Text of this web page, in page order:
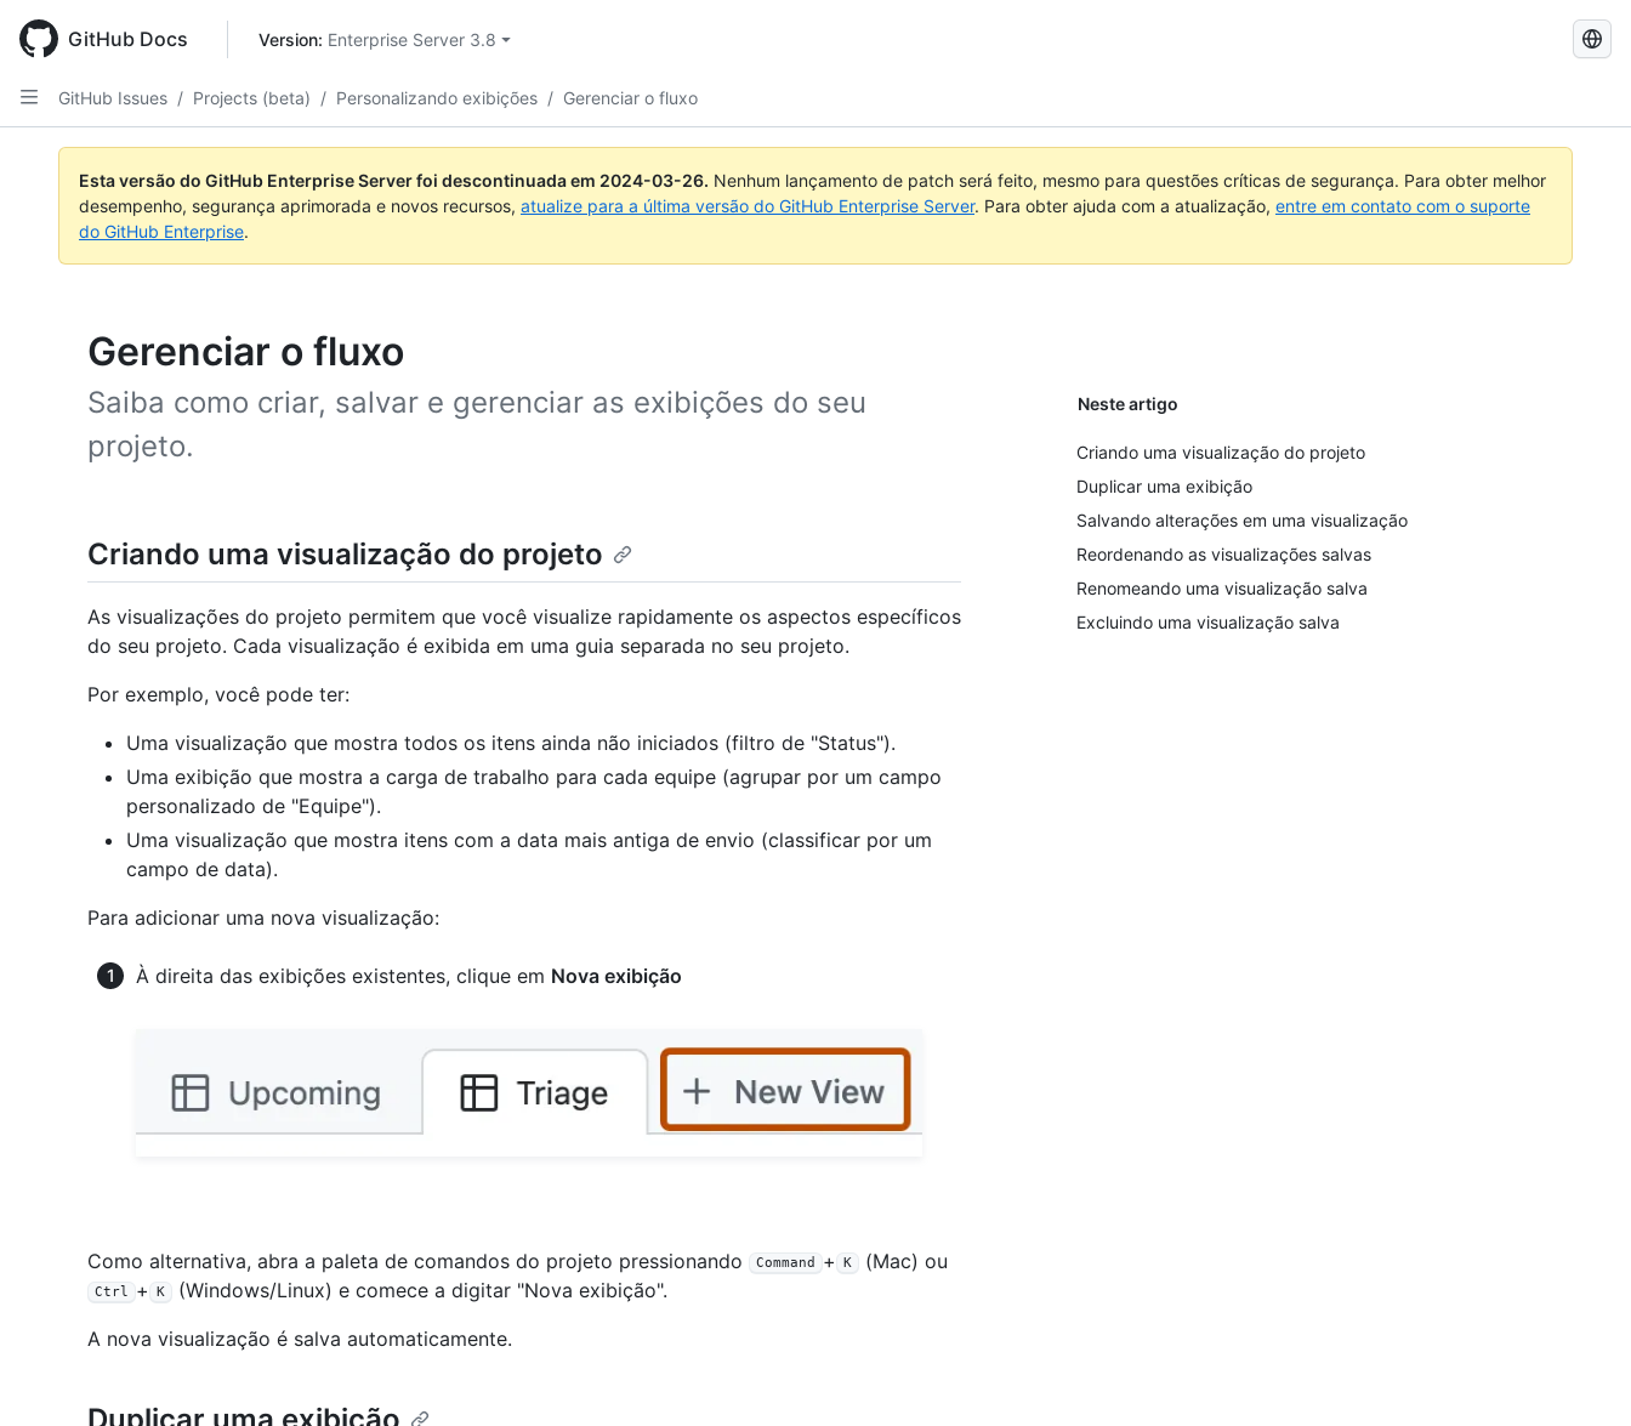
main
content
GitHub Docs Version: Enterprise Server 3.8
Pesquisar
GitHub Issues / Projects (beta) / Personalizando exibições / Gerenciar o fluxo
Esta versão do GitHub Enterprise Server foi descontinuada em 2024-03-26. Nenhum lançamento de patch será feito, mesmo para questões críticas de segurança. Para obter melhor
desempenho, segurança aprimorada e novos recursos, atualize para a última versão do GitHub Enterprise Server. Para obter ajuda com a atualização, entre em contato com o suporte
do GitHub Enterprise.
Gerenciar o fluxo
Saiba como criar, salvar e gerenciar as exibições do seu
projeto.
Neste artigo
Criando uma visualização do projeto
Duplicar uma exibição
Salvando alterações em uma visualização
Reordenando as visualizações salvas
Renomeando uma visualização salva
Excluindo uma visualização salva
Criando uma visualização do projeto
As visualizações do projeto permitem que você visualize rapidamente os aspectos específicos
do seu projeto. Cada visualização é exibida em uma guia separada no seu projeto.
Por exemplo, você pode ter:
Uma visualização que mostra todos os itens ainda não iniciados (filtro de "Status").
Uma exibição que mostra a carga de trabalho para cada equipe (agrupar por um campo
personalizado de "Equipe").
Uma visualização que mostra itens com a data mais antiga de envio (classificar por um
campo de data).
Para adicionar uma nova visualização:
À direita das exibições existentes, clique em Nova exibição
Como alternativa, abra a paleta de comandos do projeto pressionando Command + K (Mac) ou
Ctrl + K
(Windows/Linux) e comece a digitar "Nova exibição".
A nova visualização é salva automaticamente.